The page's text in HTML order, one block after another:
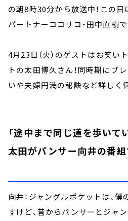
の朝8時30分から放送中！この
パートナーココリコ・田中直樹で
4月23日（火）のゲストはお笑い
トの太田博久さん！同時期にブ
いや夫婦円満の秘訣など詳しく
「途中まで同じ道を歩いて
太田がパンサー向井の番
向井：ジャングルポケットは、
すけど、昔からパンサーとジャ